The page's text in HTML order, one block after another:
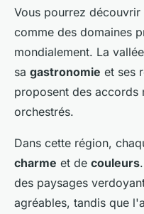
Vous pourrez
comme des domaines
mondialement. La
sa gastronomie et ses
proposent des accords
orchestrés.
Dans cette région,
charme et de couleurs
des paysages
agréables, tandis que